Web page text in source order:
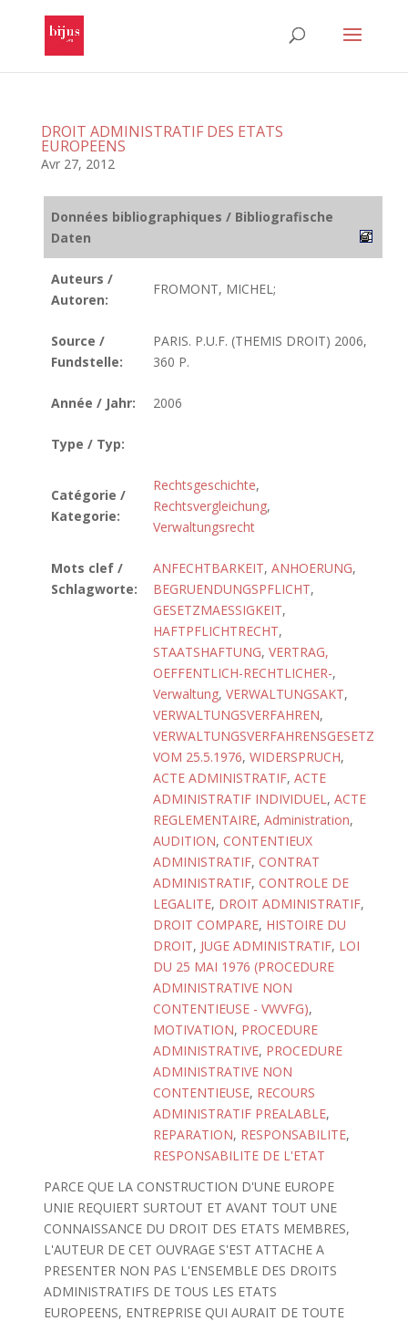
DROIT ADMINISTRATIF DES ETATS
EUROPEENS
Avr 27, 2012
Données bibliographiques / Bibliografische
Daten
Auteurs /
Autoren:
FROMONT, MICHEL;
Source /
Fundstelle:
PARIS. P.U.F. (THEMIS DROIT) 2006,
360 P.
Année / Jahr: 2006
Type / Typ:
Catégorie /
Kategorie:
Rechtsgeschichte,
Rechtsvergleichung,
Verwaltungsrecht
Mots clef /
Schlagworte:
ANFECHTBARKEIT, ANHOERUNG,
BEGRUENDUNGSPFLICHT,
GESETZMAESSIGKEIT,
HAFTPFLICHTRECHT,
STAATSHAFTUNG, VERTRAG,
OEFFENTLICH-RECHTLICHER-,
Verwaltung, VERWALTUNGSAKT,
VERWALTUNGSVERFAHREN,
VERWALTUNGSVERFAHRENSGESETZ
VOM 25.5.1976, WIDERSPRUCH,
ACTE ADMINISTRATIF, ACTE
ADMINISTRATIF INDIVIDUEL, ACTE
REGLEMENTAIRE, Administration,
AUDITION, CONTENTIEUX
ADMINISTRATIF, CONTRAT
ADMINISTRATIF, CONTROLE DE
LEGALITE, DROIT ADMINISTRATIF,
DROIT COMPARE, HISTOIRE DU
DROIT, JUGE ADMINISTRATIF, LOI
DU 25 MAI 1976 (PROCEDURE
ADMINISTRATIVE NON
CONTENTIEUSE - VWVFG),
MOTIVATION, PROCEDURE
ADMINISTRATIVE, PROCEDURE
ADMINISTRATIVE NON
CONTENTIEUSE, RECOURS
ADMINISTRATIF PREALABLE,
REPARATION, RESPONSABILITE,
RESPONSABILITE DE L'ETAT
PARCE QUE LA CONSTRUCTION D'UNE EUROPE
UNIE REQUIERT SURTOUT ET AVANT TOUT UNE
CONNAISSANCE DU DROIT DES ETATS MEMBRES,
L'AUTEUR DE CET OUVRAGE S'EST ATTACHE A
PRESENTER NON PAS L'ENSEMBLE DES DROITS
ADMINISTRATIFS DE TOUS LES ETATS
EUROPEENS, ENTREPRISE QUI AURAIT DE TOUTE